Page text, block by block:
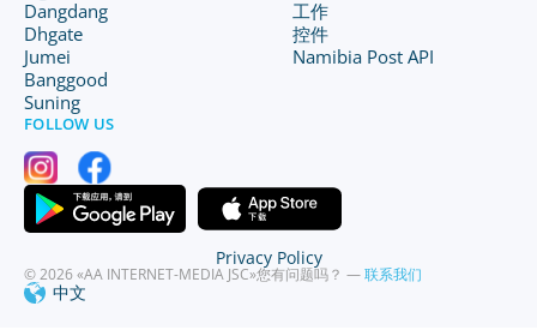
Dangdang
Dhgate
Jumei
Banggood
Suning
工作
控件
Namibia Post API
FOLLOW US
© 2026 «AA INTERNET-MEDIA JSC»您有问题吗？ —联系我们
中文
Privacy Policy